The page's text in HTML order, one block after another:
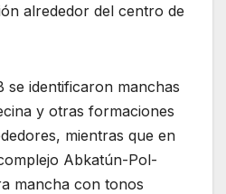
alrededor del centro de
se identificaron manchas
y otras formaciones
mientras que en
Abkatún-Pol-
mancha con tonos